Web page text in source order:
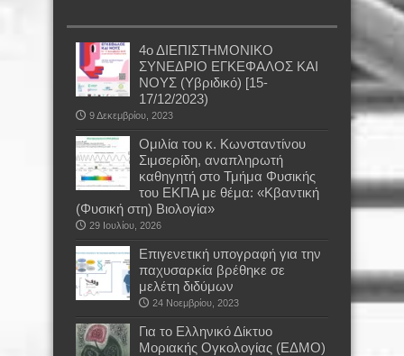
4ο ΔΙΕΠΙΣΤΗΜΟΝΙΚΟ
ΣΥΝΕΔΡΙΟ ΕΓΚΕΦΑΛΟΣ ΚΑΙ
ΝΟΥΣ (Υβριδικό) [15-
17/12/2023)
9 Δεκεμβρίου, 2023
Oμιλία του κ. Κωνσταντίνου
Σιμσερίδη, αναπληρωτή
καθηγητή στο Τμήμα Φυσικής
του ΕΚΠΑ με θέμα: «Κβαντική
(Φυσική στη) Βιολογία»
29 Ιουλίου, 2026
Επιγενετική υπογραφή για την
παχυσαρκία βρέθηκε σε
μελέτη διδύμων
24 Νοεμβρίου, 2023
Για το Ελληνικό Δίκτυο
Μοριακής Ογκολογίας (ΕΔΜΟ)